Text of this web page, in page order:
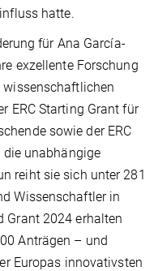
hatte.
für Ana García-
exzellente Forschung
wissenschaftlichen
ERC Starting Grant für
sowie der ERC
die unabhängige
reiht sie sich unter 281
Wissenschaftler in
Grant 2024 erhalten
Anträgen – und
Europas innovativsten